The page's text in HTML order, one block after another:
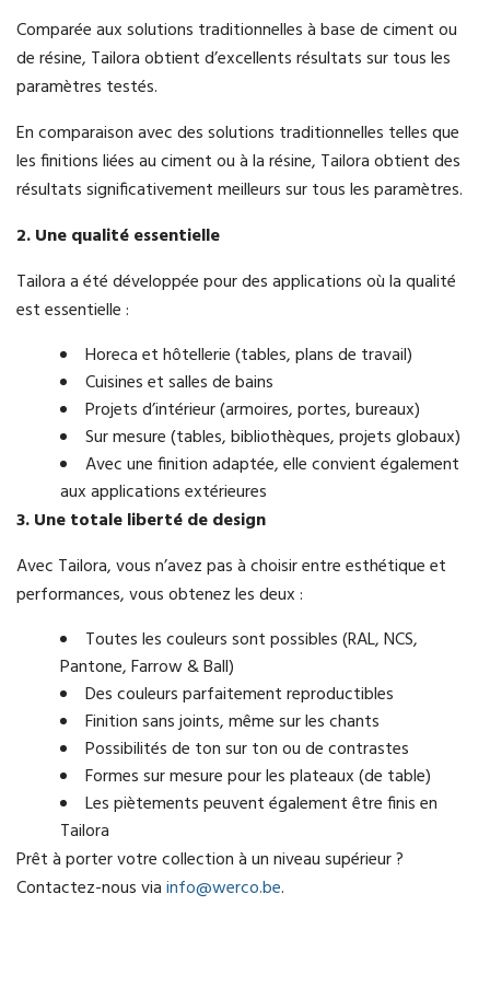
Comparée aux solutions traditionnelles à base de ciment ou
de résine, Tailora obtient d’excellents résultats sur tous les
paramètres testés.
En comparaison avec des solutions traditionnelles telles que
les finitions liées au ciment ou à la résine, Tailora obtient des
résultats significativement meilleurs sur tous les paramètres.
2. Une qualité essentielle
Tailora a été développée pour des applications où la qualité
est essentielle :
Horeca et hôtellerie (tables, plans de travail)
Cuisines et salles de bains
Projets d’intérieur (armoires, portes, bureaux)
Sur mesure (tables, bibliothèques, projets globaux)
Avec une finition adaptée, elle convient également
aux applications extérieures
3. Une totale liberté de design
Avec Tailora, vous n’avez pas à choisir entre esthétique et
performances, vous obtenez les deux :
Toutes les couleurs sont possibles (RAL, NCS,
Pantone, Farrow & Ball)
Des couleurs parfaitement reproductibles
Finition sans joints, même sur les chants
Possibilités de ton sur ton ou de contrastes
Formes sur mesure pour les plateaux (de table)
Les piètements peuvent également être finis en
Tailora
Prêt à porter votre collection à un niveau supérieur ?
Contactez-nous viainfo@werco.be.